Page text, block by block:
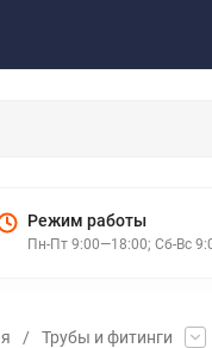
Режим работы
Пн-Пт 9:00—18:00; Сб-Вс
/ Трубы и фитинги